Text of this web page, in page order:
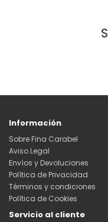
Información
Sobre Fina Carabel
Aviso Legal
Envíos y Devoluciones
Política de Privacidad
Términos y condiciones
Política de Cookies
Servicio al cliente